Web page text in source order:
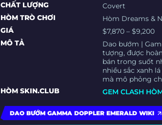
CHẤT LƯỢNG
Covert
HÒM TRÒ CHƠI
Hòm Dreams &
GIÁ
$7,870 – $9,200
MÔ TẢ
Dao bướm |
tượng, được
bán trong suốt
nhiều sắc xanh
mà mô phỏng
HÒM SKIN.CLUB
GEM CLASH
DAO BƯỚM GAMMA DOPPLER EMERALD WIKI